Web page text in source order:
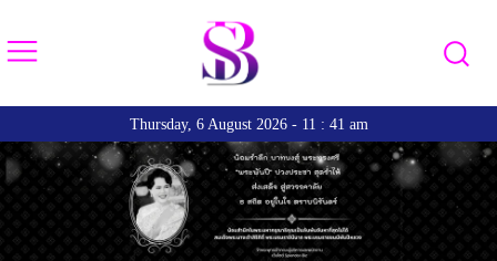
Thursday, 6 August 2026 - 11 : 41 am